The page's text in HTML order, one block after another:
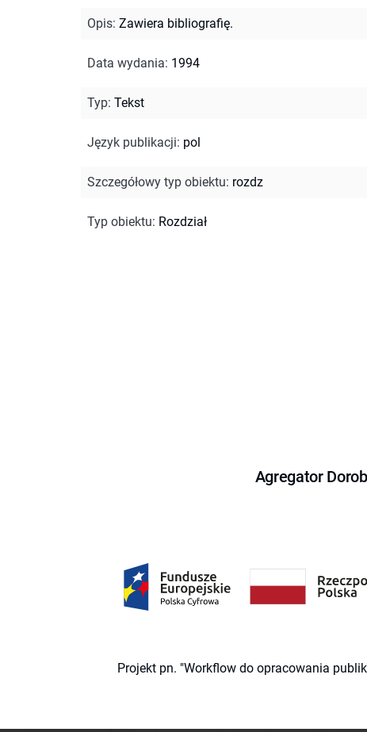
Opis: Zawiera bibliografię.
Data wydania: 1994
Typ: Tekst
Język publikacji: pol
Szczegółowy typ obiektu: rozdz
Typ obiektu: Rozdział
Agregator
Projekt pn. "Workflow do opracowania